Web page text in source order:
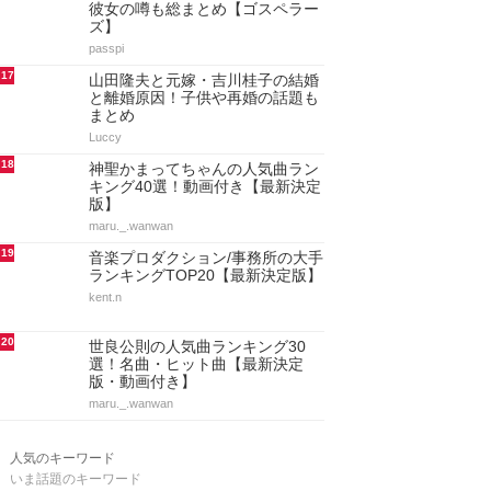
彼女の噂も総まとめ【ゴスペラー
ズ】
passpi
17
山田隆夫と元嫁・吉川桂子の結婚
と離婚原因！子供や再婚の話題も
まとめ
Luccy
18
神聖かまってちゃんの人気曲ラン
キング40選！動画付き【最新決定
版】
maru._.wanwan
19
音楽プロダクション/事務所の大手
ランキングTOP20【最新決定版】
kent.n
20
世良公則の人気曲ランキング30
選！名曲・ヒット曲【最新決定
版・動画付き】
maru._.wanwan
人気のキーワード
いま話題のキーワード